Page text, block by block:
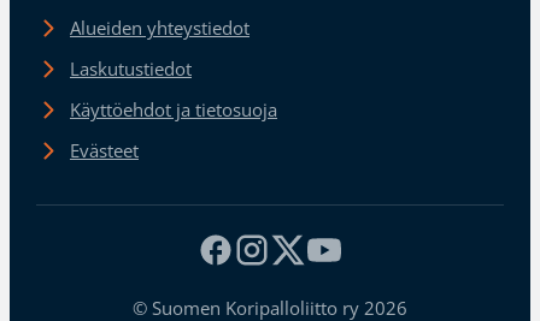
Alueiden yhteystiedot
Laskutustiedot
Käyttöehdot ja tietosuoja
Evästeet
© Suomen Koripalloliitto ry 2026